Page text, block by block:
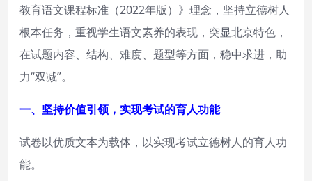
教育语文课程标准（2022年版）》理念，坚持立德树人
根本任务，重视学生语文素养的表现，突显北京特色，
在试题内容、结构、难度、题型等方面，稳中求进，助
力“双减”。
一、坚持价值引领，实现考试的育人功能
试卷以优质文本为载体，以实现考试立德树人的育人功
能。